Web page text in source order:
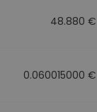
48.880 €
0.060015000 €